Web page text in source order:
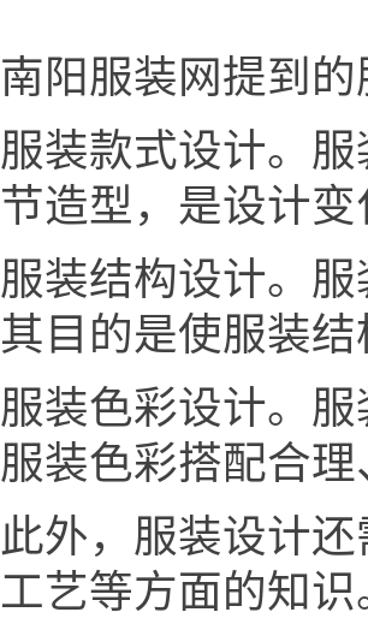
南阳服装网提到
服装款式设计。
节造型，是设计
服装结构设计。
其目的是使服装
服装色彩设计。
服装色彩搭配合理
此外，服装设计
工艺等方面的知识